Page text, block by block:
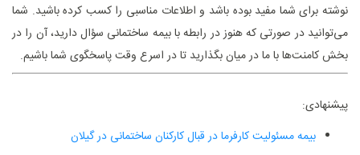
نوشته برای شما مفید بوده باشد و اطلاعات مناسبی را کسب کرده باشید. شما
می‌توانید در صورتی که هنوز در رابطه با بیمه ساختمانی سؤال دارید، آن را در
بخش کامنت‌ها با ما در میان بگذارید تا در اسرع وقت پاسخگوی شما باشیم.
پیشنهادی:
بیمه مسئولیت کارفرما در قبال کارکنان ساختمانی در گیلان